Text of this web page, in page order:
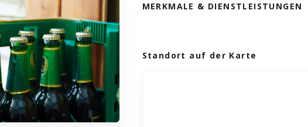
MERKMALE & DIENSTLEISTUNGEN
Standort auf der Karte